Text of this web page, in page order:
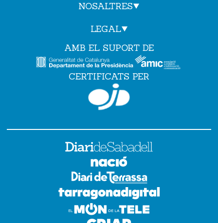
NOSALTRES
LEGAL
AMB EL SUPORT DE
CERTIFICATS PER